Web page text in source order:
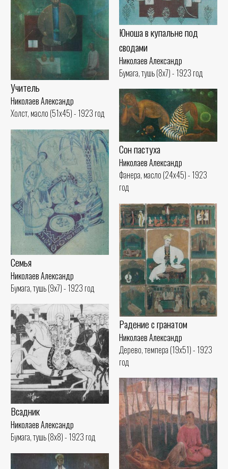
Юноша в купальне под
сводами
Николаев Александр
Бумага, тушь (8x7) - 1923 год
Учитель
Николаев Александр
Холст, масло (51x45) - 1923 год
Сон пастуха
Николаев Александр
Фанера, масло (24x45) - 1923
год
Семья
Николаев Александр
Бумага, тушь (9x7) - 1923 год
Радение с гранатом
Николаев Александр
Дерево, темпера (19x51) - 1923
год
Всадник
Николаев Александр
Бумага, тушь (8x8) - 1923 год